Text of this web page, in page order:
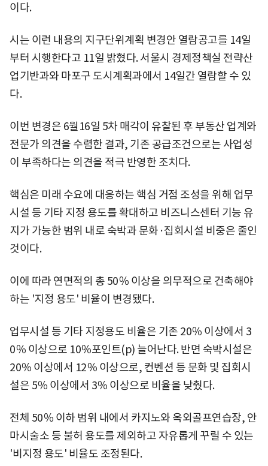
이다.
시는 이런 내용의 지구단위계획 변경안 열람공고를 14일
부터 시행한다고 11일 밝혔다. 서울시 경제정책실 전략산
업기반과와 마포구 도시계획과에서 14일간 열람할 수 있
다.
이번 변경은 6월16일 5차 매각이 유찰된 후 부동산 업계와
전문가 의견을 수렴한 결과, 기존 공급조건으로는 사업성
이 부족하다는 의견을 적극 반영한 조치다.
핵심은 미래 수요에 대응하는 핵심 거점 조성을 위해 업무
시설 등 기타 지정 용도를 확대하고 비즈니스센터 기능 유
지가 가능한 범위 내로 숙박과 문화·집회시설 비중은 줄인
것이다.
이에 따라 연면적의 총 50％ 이상을 의무적으로 건축해야
하는 '지정 용도' 비율이 변경됐다.
업무시설 등 기타 지정용도 비율은 기존 20％ 이상에서 3
0％ 이상으로 10％포인트(p) 늘어난다. 반면 숙박시설은
20％ 이상에서 12％ 이상으로, 컨벤션 등 문화 및 집회시
설은 5％ 이상에서 3％ 이상으로 비율을 낮췄다.
전체 50％ 이하 범위 내에서 카지노와 옥외골프연습장, 안
마시술소 등 불허 용도를 제외하고 자유롭게 꾸릴 수 있는
'비지정 용도' 비율도 조정된다.